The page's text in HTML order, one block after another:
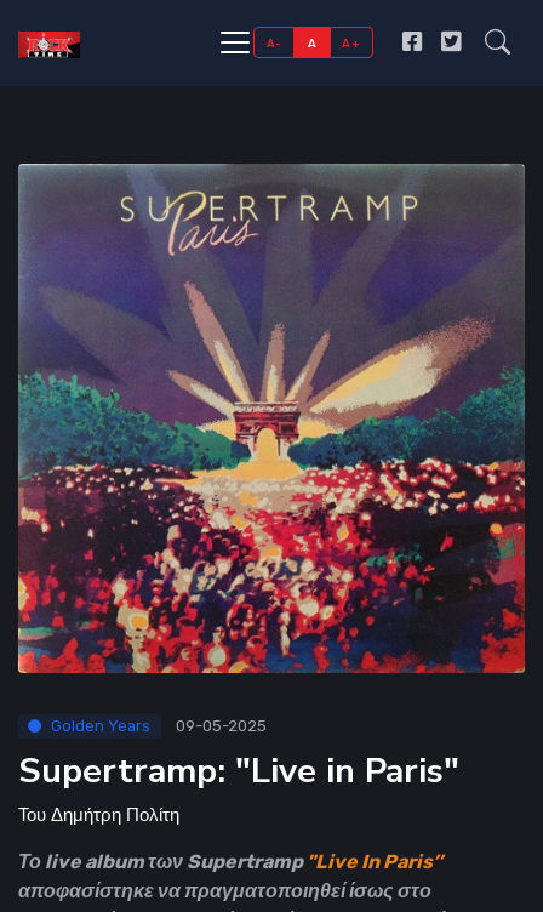
A- A A+
Golden Years 09-05-2025
Supertramp: "Live in Paris"
Του Δημήτρη Πολίτη
Το live album των Supertramp "Live In Paris’’
αποφασίστηκε να πραγματοποιηθεί ίσως στο